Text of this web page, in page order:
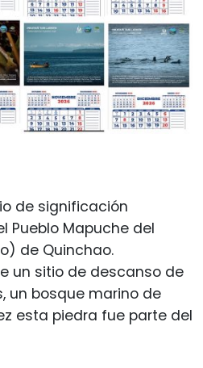
de significación
Pueblo Mapuche del
de Quinchao.
un sitio de descanso de
un bosque marino de
esta piedra fue parte del